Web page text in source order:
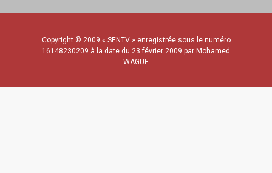
Copyright © 2009 « SENTV » enregistrée sous le numéro
16148230209 à la date du 23 février 2009 par Mohamed
WAGUE